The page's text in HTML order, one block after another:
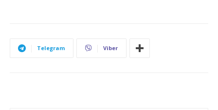
Telegram Viber